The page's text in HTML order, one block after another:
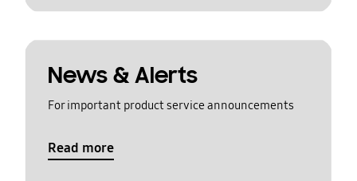
News & Alerts
For important product service announcements
Read more